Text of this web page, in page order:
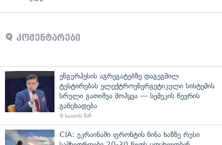
კომენტარები
ენგურჰესის აგრეგატებზე დაგეგმილ
ტესტირებას ელექტროენერგეტიკული სისტემის
სრული გათიშვა მოჰყვა — სემეკის წევრის
განცხადება
9 საათის წინ
CIA: უკრაინაში ფრონტის წინა ხაზზე რუსი